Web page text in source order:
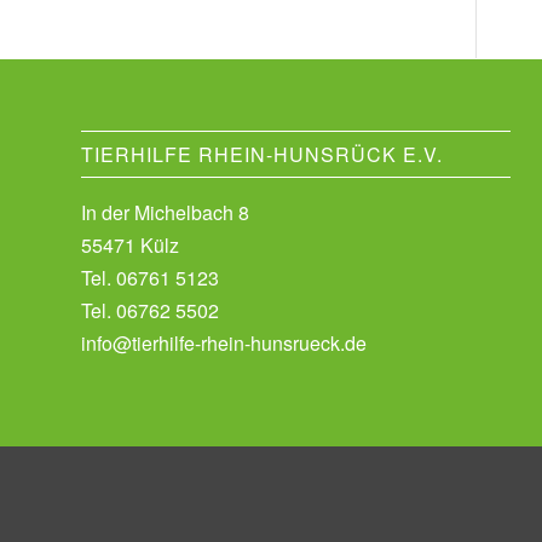
TIERHILFE RHEIN-HUNSRÜCK E.V.
In der Michelbach 8
55471 Külz
Tel. 06761 5123
Tel. 06762 5502
info@tierhilfe-rhein-hunsrueck.de